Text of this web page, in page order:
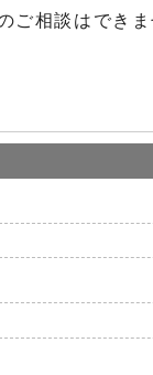
相談はできま